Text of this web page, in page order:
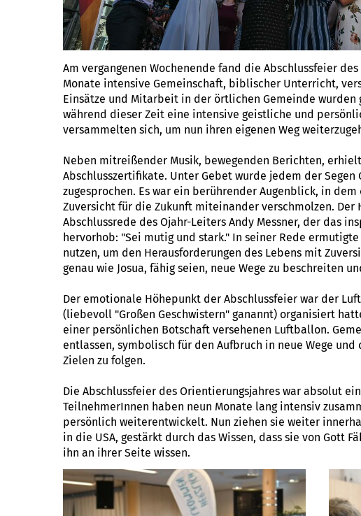
Am vergangenen Wochenende fand die Abschlussfeier
Monate intensive Gemeinschaft, biblischer Unterricht,
Einsätze und Mitarbeit in der örtlichen Gemeinde wurden
während dieser Zeit eine intensive geistliche und
versammelten sich, um nun ihren eigenen Weg
Neben mitreißender Musik, bewegenden Berichten,
Abschlusszertifikate. Unter Gebet wurde jedem der
zugesprochen. Es war ein berührender Augenblick, in
Zuversicht für die Zukunft miteinander verschmolzen. Der
Abschlussrede des Ojahr-Leiters Andy Messner, der das
hervorhob: "Sei mutig und stark." In seiner Rede
nutzen, um den Herausforderungen des Lebens mit
genau wie Josua, fähig seien, neue Wege zu beschreiten
Der emotionale Höhepunkt der Abschlussfeier war der
(liebevoll "Großen Geschwistern" ganannt) organisiert
einer persönlichen Botschaft versehenen Luftballon.
entlassen, symbolisch für den Aufbruch in neue Wege
Zielen zu folgen.
Die Abschlussfeier des Orientierungsjahres war absolut
TeilnehmerInnen haben neun Monate lang intensiv
persönlich weiterentwickelt. Nun ziehen sie weiter
in die USA, gestärkt durch das Wissen, dass sie von Gott
ihn an ihrer Seite wissen.